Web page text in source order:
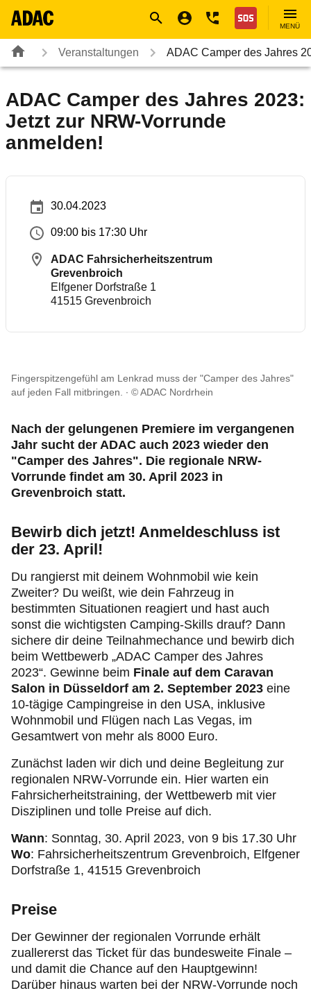
Nothilfe
MENÜ
Veranstaltungen ADAC Camper des Jahres
ADAC Camper des Jahres 2023:
Jetzt zur NRW-Vorrunde
anmelden!
30.04.2023
09:00 bis 17:30 Uhr
ADAC Fahrsicherheitszentrum
Grevenbroich
Elfgener Dorfstraße 1
41515 Grevenbroich
Fingerspitzengefühl am Lenkrad muss der "Camper des Jahres"
auf jeden Fall mitbringen.
© ADAC Nordrhein
Nach der gelungenen Premiere im vergangenen
Jahr sucht der ADAC auch 2023 wieder den
"Camper des Jahres". Die regionale NRW-
Vorrunde findet am 30. April 2023 in
Grevenbroich statt.
Bewirb dich jetzt! Anmeldeschluss ist
der 23. April!
Du rangierst mit deinem Wohnmobil wie kein
Zweiter? Du weißt, wie dein Fahrzeug in
bestimmten Situationen reagiert und hast auch
sonst die wichtigsten Camping-Skills drauf? Dann
sichere dir deine Teilnahmechance und bewirb dich
beim Wettbewerb „ADAC Camper des Jahres
2023“. Gewinne beim Finale auf dem Caravan
Salon in Düsseldorf am 2. September 2023 eine
10-tägige Campingreise in den USA, inklusive
Wohnmobil und Flügen nach Las Vegas, im
Gesamtwert von mehr als 8000 Euro.
Zunächst laden wir dich und deine Begleitung zur
regionalen NRW-Vorrunde ein. Hier warten ein
Fahrsicherheitstraining, der Wettbewerb mit vier
Disziplinen und tolle Preise auf dich.
Wann: Sonntag, 30. April 2023, von 9 bis 17.30 Uhr
Wo: Fahrsicherheitszentrum Grevenbroich, Elfgener
Dorfstraße 1, 41515 Grevenbroich
Preise
Der Gewinner der regionalen Vorrunde erhält
zuallererst das Ticket für das bundesweite Finale –
und damit die Chance auf den Hauptgewinn!
Darüber hinaus warten bei der NRW-Vorrunde noch